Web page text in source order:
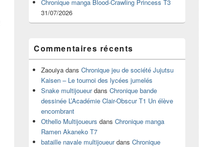
Chronique manga Blood-Crawling Princess T3
31/07/2026
Commentaires récents
Zaouiya dans Chronique jeu de société Jujutsu
Kaisen – Le tournoi des lycées jumelés
Snake multijoueurdans Chronique bande
dessinée L’Académie Clair-Obscur T1 Un élève
encombrant
Othello Multijoueurs dans Chronique manga
Ramen Akaneko T7
bataille navale multijoueurdans Chronique